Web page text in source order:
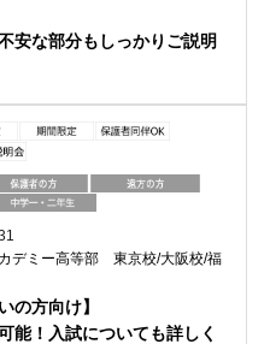
安な部分もしっかりご説明
デミー高等部 東京校/大阪校/福
の方向け】
能！入試についても詳しく